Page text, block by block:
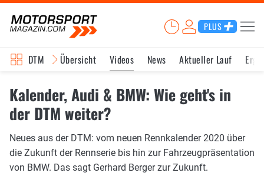
PLUS
DTM Übersicht Videos News Aktueller Lauf
Kalender, Audi & BMW: Wie geht's in
der DTM weiter?
Neues aus der DTM: vom neuen Rennkalender 2020 über
die Zukunft der Rennserie bis hin zur Fahrzeugpräsentation
von BMW. Das sagt Gerhard Berger zur Zukunft.